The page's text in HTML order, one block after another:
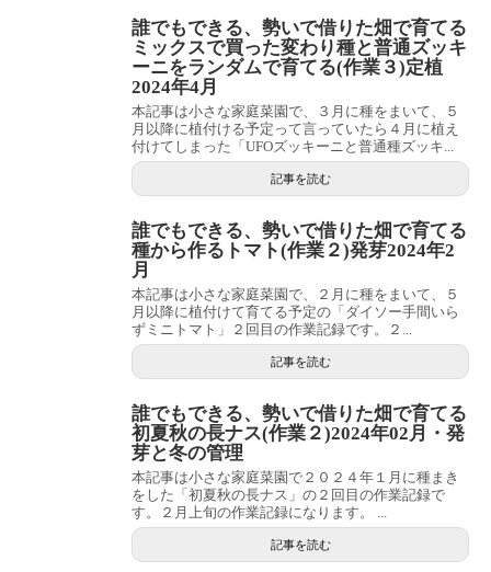
誰でもできる、勢いで借りた畑で育てる
ミックスで買った変わり種と普通ズッキ
ーニをランダムで育てる(作業３)定植
2024年4月
本記事は小さな家庭菜園で、３月に種をまいて、５
月以降に植付ける予定って言っていたら４月に植え
付けてしまった「UFOズッキーニと普通種ズッキ...
記事を読む
誰でもできる、勢いで借りた畑で育てる
種から作るトマト(作業２)発芽2024年2
月
本記事は小さな家庭菜園で、２月に種をまいて、５
月以降に植付けて育てる予定の「ダイソー手間いら
ずミニトマト」２回目の作業記録です。２...
記事を読む
誰でもできる、勢いで借りた畑で育てる
初夏秋の長ナス(作業２)2024年02月・発
芽と冬の管理
本記事は小さな家庭菜園で２０２４年１月に種まき
をした「初夏秋の長ナス」の２回目の作業記録で
す。２月上旬の作業記録になります。 ...
記事を読む